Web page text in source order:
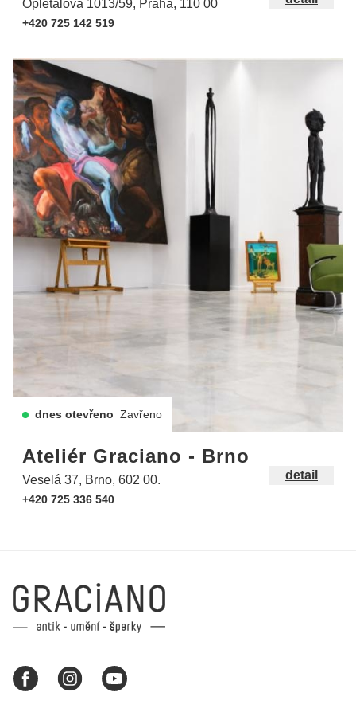
Opletalova 1013/59, Praha, 110 00
+420 725 142 519
dnes otevřeno Zavřeno
Ateliér Graciano - Brno
Veselá 37, Brno, 602 00.
+420 725 336 540
detail